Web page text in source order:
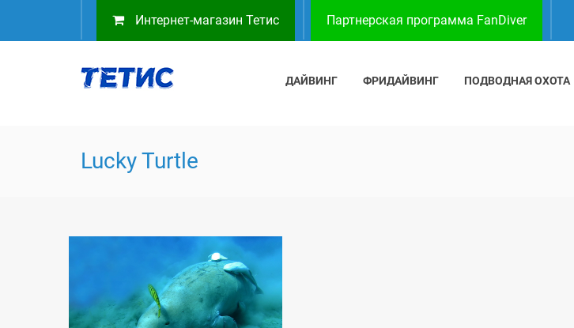
Интернет-магазин Тетис Партнерская программа FanDiver
ДАЙВИНГ ФРИДАЙВИНГ ПОДВОДНАЯ ОХОТА
Lucky Turtle